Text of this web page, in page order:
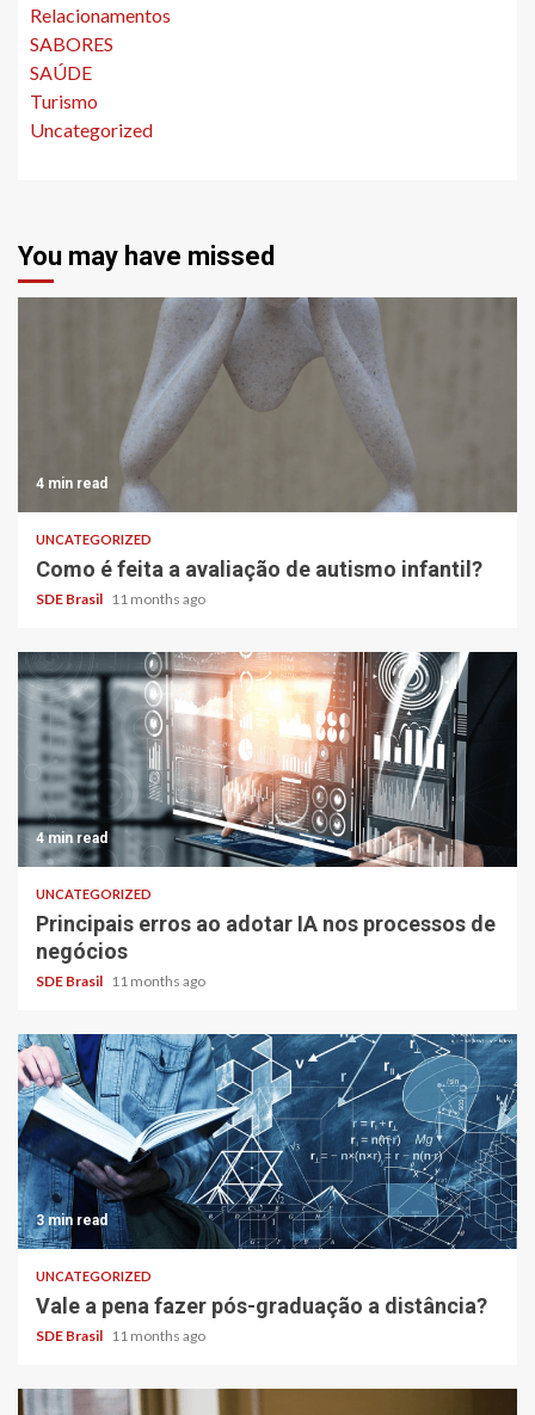
Relacionamentos
SABORES
SAÚDE
Turismo
Uncategorized
You may have missed
4 min read
UNCATEGORIZED
Como é feita a avaliação de autismo infantil?
SDE Brasil 11 months ago
4 min read
UNCATEGORIZED
Principais erros ao adotar IA nos processos de
negócios
SDE Brasil 11 months ago
3 min read
UNCATEGORIZED
Vale a pena fazer pós-graduação a distância?
SDE Brasil 11 months ago